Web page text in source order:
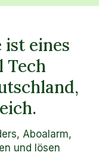
eines
Tech
Aboalarm,
und lösen